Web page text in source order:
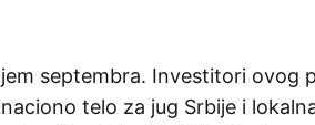
septembra. Investitori ovog
telo za jug Srbije i